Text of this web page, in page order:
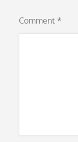
Comment *